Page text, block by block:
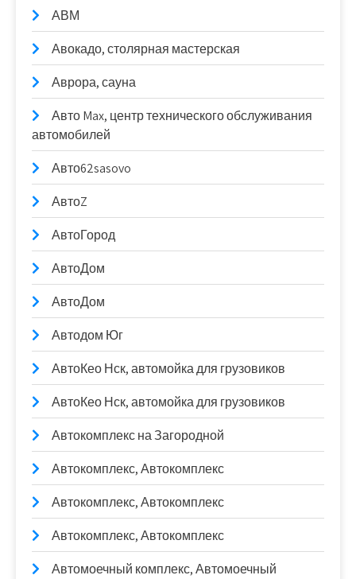
АВМ
Авокадо, столярная мастерская
Аврора, сауна
Авто Max, центр технического обслуживания
автомобилей
Авто62sasovo
АвтоZ
АвтоГород
АвтоДом
АвтоДом
Автодом Юг
АвтоКео Нск, автомойка для грузовиков
АвтоКео Нск, автомойка для грузовиков
Автокомплекс на Загородной
Автокомплекс, Автокомплекс
Автокомплекс, Автокомплекс
Автокомплекс, Автокомплекс
Автомоечный комплекс, Автомоечный